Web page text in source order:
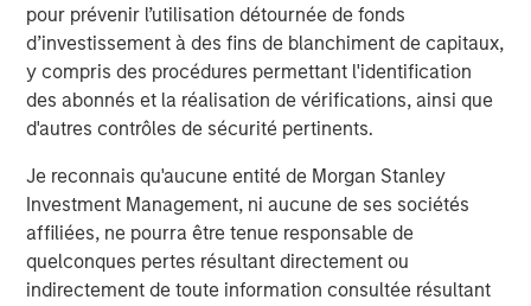
pour prévenir l’utilisation détournée de fonds
d’investissement à des fins de blanchiment de capitaux,
y compris des procédures permettant l'identification
des abonnés et la réalisation de vérifications, ainsi que
d'autres contrôles de sécurité pertinents.
Je reconnais qu'aucune entité de Morgan Stanley
Investment Management, ni aucune de ses sociétés
affiliées, ne pourra être tenue responsable de
quelconques pertes résultant directement ou
indirectement de toute information consultée résultant
with a fraction of the volatility. But if we see evidence of
creative destruction in the artificial intelligence space –
the primary driver behind equity returns during the last
few years – or if other macroeconomic uncertainties
begin to weigh on markets more broadly, investors should
that is sorely lacking in many portfolios given the
heightened correlation between equities and fixed
income.
What We Are Doing